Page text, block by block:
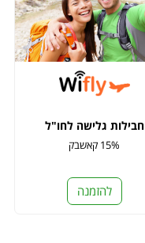
חבילות גלישה לחו"ל
15% קאשבק
להזמנה